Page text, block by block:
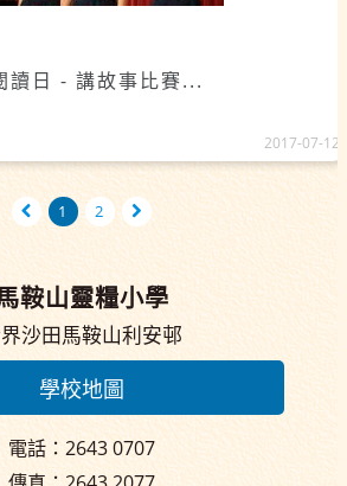
日 - 講故事比賽...
2017-07-12
1 2
鞍山靈糧小學
沙田馬鞍山利安邨
學校地圖
電話：2643 0707